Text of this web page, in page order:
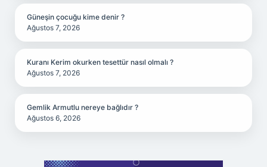
Güneşin çocuğu kime denir ?
Ağustos 7, 2026
Kuranı Kerim okurken tesettür nasıl olmalı ?
Ağustos 7, 2026
Gemlik Armutlu nereye bağlıdır ?
Ağustos 6, 2026